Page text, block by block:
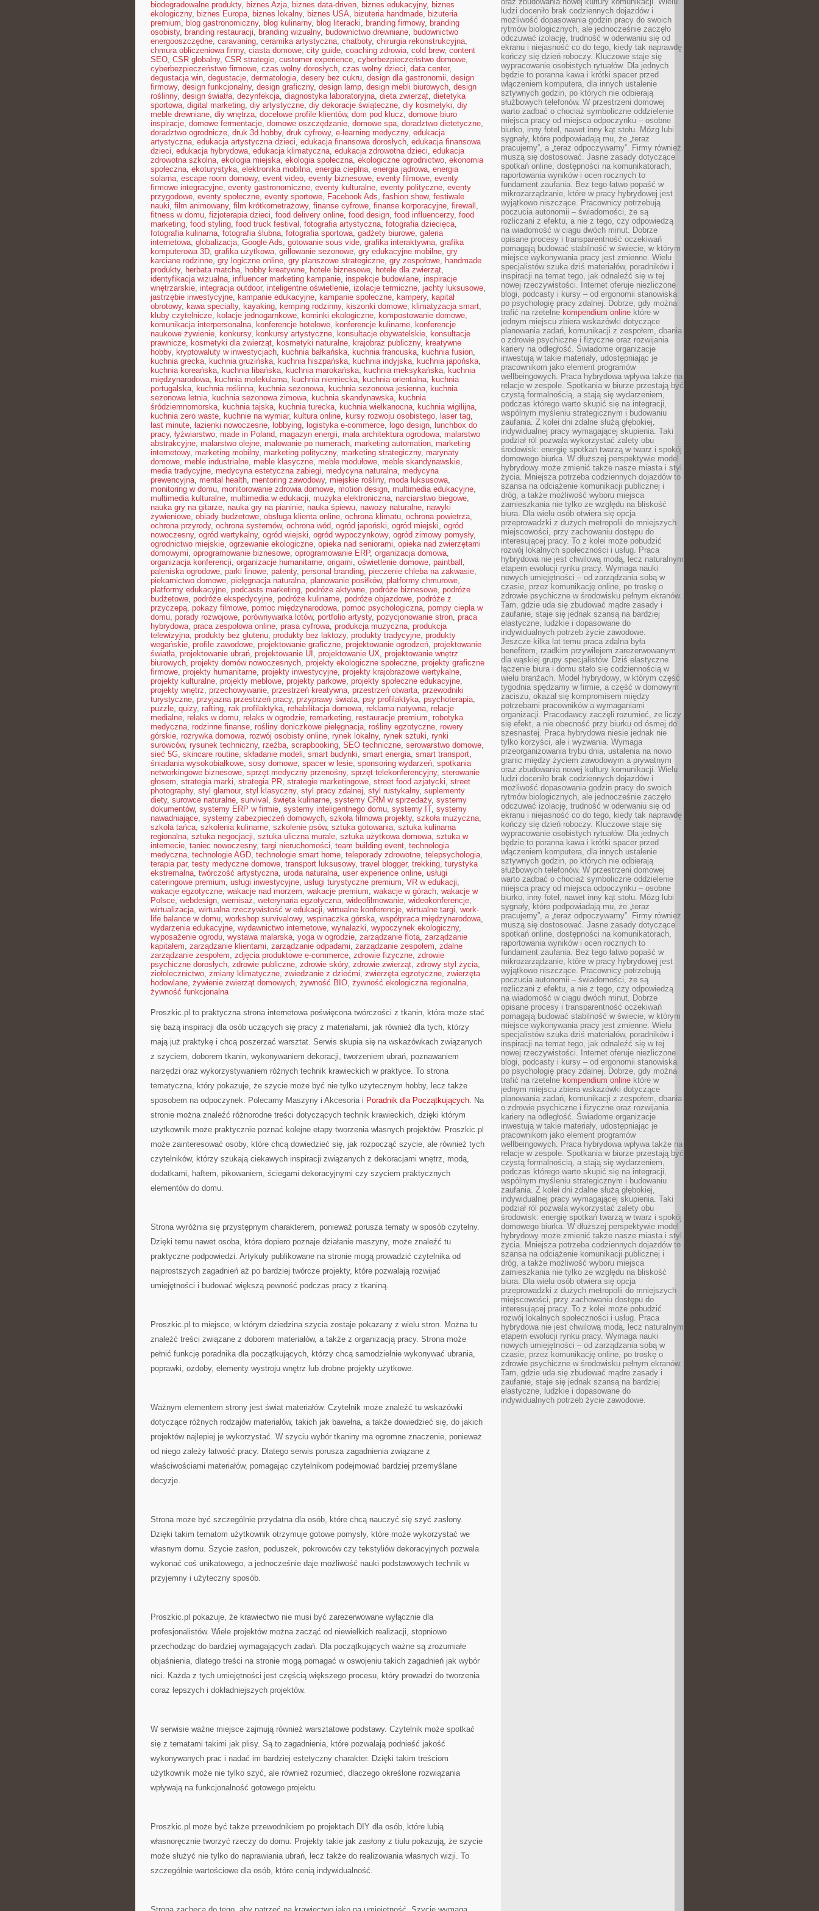
biodegradowalne produkty, biznes Azja, biznes data-driven, biznes edukacyjny, biznes
ekologiczny, biznes Europa, biznes lokalny, biznes USA, bizuteria handmade, biżuteria
premium, blog gastronomiczny, blog kulinarny, blog literacki, branding firmowy, branding
osobisty, branding restauracji, branding wizualny, budownictwo drewniane, budownictwo
energooszczędne, caravaning, ceramika artystyczna, chatboty, chirurgia rekonstrukcyjna,
chmura obliczeniowa firmy, ciasta domowe, city guide, coaching zdrowia, cold brew, content
SEO, CSR globalny, CSR strategie, customer experience, cyberbezpieczeństwo domowe,
cyberbezpieczeństwo firmowe, czas wolny dorosłych, czas wolny dzieci, data center,
degustacja win, degustacje, dermatologia, desery bez cukru, design dla gastronomii, design
firmowy, design funkcjonalny, design graficzny, design lamp, design mebli biurowych, design
roślinny, design światła, dezynfekcja, diagnostyka laboratoryjna, dieta zwierząt, dietetyka
sportowa, digital marketing, diy artystyczne, diy dekoracje świąteczne, diy kosmetyki, diy
meble drewniane, diy wnętrza, docelowe profile klientów, dom pod klucz, domowe biuro
inspiracje, domowe fermentacje, domowe oszczędzanie, domowe spa, doradztwo dietetyczne,
doradztwo ogrodnicze, druk 3d hobby, druk cyfrowy, e-learning medyczny, edukacja
artystyczna, edukacja artystyczna dzieci, edukacja finansowa dorosłych, edukacja finansowa
dzieci, edukacja hybrydowa, edukacja klimatyczna, edukacja zdrowotna dzieci, edukacja
zdrowotna szkolna, ekologia miejska, ekologia społeczna, ekologiczne ogrodnictwo, ekonomia
społeczna, ekoturystyka, elektronika mobilna, energia cieplna, energia jądrowa, energia
solarna, escape room domowy, event video, eventy biznesowe, eventy filmowe, eventy
firmowe integracyjne, eventy gastronomiczne, eventy kulturalne, eventy polityczne, eventy
przygodowe, eventy społeczne, eventy sportowe, Facebook Ads, fashion show, festiwale
nauki, film animowany, film krótkometrażowy, finanse cyfrowe, finanse korporacyjne, firewall ,
fitness w domu, fizjoterapia dzieci, food delivery online, food design, food influencerzy, food
marketing, food styling, food truck festival , fotografia artystyczna, fotografia dziecięca,
fotografia kulinarna, fotografia ślubna, fotografia sportowa, gadżety biurowe, galeria
internetowa, globalizacja, Google Ads, gotowanie sous vide, grafika interaktywna, grafika
komputerowa 3D, grafika użytkowa, grillowanie sezonowe, gry edukacyjne mobilne, gry
karciane rodzinne, gry logiczne online, gry planszowe strategiczne, gry zespołowe, handmade
produkty, herbata matcha, hobby kreatywne, hotele biznesowe, hotele dla zwierząt,
identyfikacja wizualna, influencer marketing kampanie, inspekcje budowlane, inspiracje
wnętrzarskie, integracja outdoor, inteligentne oświetlenie, izolacje termiczne, jachty luksusowe,
jastrzębie inwestycyjne, kampanie edukacyjne, kampanie społeczne, kampery, kapitał
obrotowy, kawa specialty, kayaking, kemping rodzinny, kiszonki domowe, klimatyzacja smart,
kluby czytelnicze, kolacje jednogarnkowe, kominki ekologiczne, kompostowanie domowe,
komunikacja interpersonalna, konferencje hotelowe, konferencje kulinarne, konferencje
naukowe żywienie, konkursy, konkursy artystyczne, konsultacje obywatelskie, konsultacje
prawnicze, kosmetyki dla zwierząt, kosmetyki naturalne, krajobraz publiczny, kreatywne
hobby, kryptowaluty w inwestycjach, kuchnia bałkańska, kuchnia francuska, kuchnia fusion,
kuchnia grecka, kuchnia gruzińska, kuchnia hiszpańska, kuchnia indyjska, kuchnia japońska,
kuchnia koreańska, kuchnia libańska, kuchnia marokańska, kuchnia meksykańska, kuchnia
międzynarodowa, kuchnia molekularna, kuchnia niemiecka, kuchnia orientalna, kuchnia
portugalska, kuchnia roślinna, kuchnia sezonowa, kuchnia sezonowa jesienna, kuchnia
sezonowa letnia, kuchnia sezonowa zimowa, kuchnia skandynawska, kuchnia
śródziemnomorska, kuchnia tajska, kuchnia turecka, kuchnia wielkanocna, kuchnia wigilijna,
kuchnia zero waste, kuchnie na wymiar, kultura online, kursy rozwoju osobistego, laser tag,
last minute, łazienki nowoczesne, lobbying, logistyka e-commerce, logo design, lunchbox do
pracy, łyżwiarstwo, made in Poland, magazyn energii, mała architektura ogrodowa, malarstwo
abstrakcyjne, malarstwo olejne, malowanie po numerach, marketing automation, marketing
internetowy, marketing mobilny, marketing polityczny, marketing strategiczny, marynaty
domowe, meble industrialne, meble klasyczne, meble modułowe, meble skandynawskie,
media tradycyjne, medycyna estetyczna zabiegi, medycyna naturalna, medycyna
prewencyjna, mental health, mentoring zawodowy, miejskie rośliny, moda luksusowa,
monitoring w domu, monitorowanie zdrowia domowe, motion design, multimedia edukacyjne,
multimedia kulturalne, multimedia w edukacji, muzyka elektroniczna, narciarstwo biegowe,
nauka gry na gitarze, nauka gry na pianinie, nauka śpiewu, nawozy naturalne, nawyki
żywieniowe, obiady budżetowe, obsługa klienta online, ochrona klimatu, ochrona powietrza,
ochrona przyrody, ochrona systemów, ochrona wód, ogród japoński, ogród miejski, ogród
nowoczesny, ogród wertykalny, ogród wiejski, ogród wypoczynkowy, ogród zimowy pomysły,
ogrodnictwo miejskie, ogrzewanie ekologiczne, opieka nad seniorami, opieka nad zwierzętami
domowymi, oprogramowanie biznesowe, oprogramowanie ERP, organizacja domowa,
organizacja konferencji, organizacje humanitarne, origami, oświetlenie domowe, paintball ,
paleniska ogrodowe, parki linowe, patenty, personal branding, pieczenie chleba na zakwasie,
piekarnictwo domowe, pielęgnacja naturalna, planowanie posiłków, platformy chmurowe,
platformy edukacyjne, podcasts marketing, podróże aktywne, podróże biznesowe, podróże
budżetowe, podróże ekspedycyjne, podróże kulinarne, podróże objazdowe, podróże z
przyczepą, pokazy filmowe, pomoc międzynarodowa, pomoc psychologiczna, pompy ciepła w
domu, porady rozwojowe, porównywarka lotów, portfolio artysty, pozycjonowanie stron, praca
hybrydowa, praca zespołowa online, prasa cyfrowa, produkcja muzyczna, produkcja
telewizyjna, produkty bez glutenu, produkty bez laktozy, produkty tradycyjne, produkty
wegańskie, profile zawodowe, projektowanie graficzne, projektowanie ogrodzeń, projektowanie
światła, projektowanie ubrań, projektowanie UI , projektowanie UX, projektowanie wnętrz
biurowych, projekty domów nowoczesnych, projekty ekologiczne społeczne, projekty graficzne
firmowe, projekty humanitarne, projekty inwestycyjne, projekty krajobrazowe wertykalne,
projekty kulturalne, projekty meblowe, projekty parkowe, projekty społeczne edukacyjne,
projekty wnętrz, przechowywanie, przestrzeń kreatywna, przestrzeń otwarta, przewodniki
turystyczne, przyjazna przestrzeń pracy, przyprawy świata, psy profilaktyka, psychoterapia,
puzzle, quizy, rafting, rak profilaktyka, rehabilitacja domowa, reklama natywna, relacje
medialne, relaks w domu, relaks w ogrodzie, remarketing, restauracje premium, robotyka
medyczna, rodzinne finanse, rośliny doniczkowe pielęgnacja, rośliny egzotyczne, rowery
górskie, rozrywka domowa, rozwój osobisty online, rynek lokalny, rynek sztuki, rynki
surowców, rysunek techniczny, rzeźba, scrapbooking, SEO techniczne, serowarstwo domowe,
sieć 5G, skincare routine, składanie modeli, smart budynki, smart energia, smart transport,
śniadania wysokobiałkowe, sosy domowe, spacer w lesie, sponsoring wydarzeń, spotkania
networkingowe biznesowe, sprzęt medyczny przenośny, sprzęt telekonferencyjny, sterowanie
głosem, strategia marki, strategia PR, strategie marketingowe, street food azjatycki, street
photography, styl glamour, styl klasyczny, styl pracy zdalnej, styl rustykalny, suplementy
diety, surowce naturalne, survival , święta kulinarne, systemy CRM w sprzedaży, systemy
dokumentów, systemy ERP w firmie, systemy inteligentnego domu, systemy IT, systemy
nawadniające, systemy zabezpieczeń domowych, szkoła filmowa projekty, szkoła muzyczna,
szkoła tańca, szkolenia kulinarne, szkolenie psów, sztuka gotowania, sztuka kulinarna
regionalna, sztuka negocjacji, sztuka uliczna murale, sztuka użytkowa domowa, sztuka w
internecie, taniec nowoczesny, targi nieruchomości, team building event, technologia
medyczna, technologie AGD, technologie smart home, teleporady zdrowotne, telepsychologia,
terapia par, testy medyczne domowe, transport luksusowy, travel blogger, trekking, turystyka
ekstremalna, twórczość artystyczna, uroda naturalna, user experience online, usługi
cateringowe premium, usługi inwestycyjne, usługi turystyczne premium, VR w edukacji,
wakacje egzotyczne, wakacje nad morzem, wakacje premium, wakacje w górach, wakacje w
Polsce, webdesign, wernisaż, weterynaria egzotyczna, wideofilmowanie, wideokonferencje,
wirtualizacja, wirtualna rzeczywistość w edukacji, wirtualne konferencje, wirtualne targi, work-
life balance w domu, workshop survivalowy, wspinaczka górska, współpraca międzynarodowa,
wydarzenia edukacyjne, wydawnictwo internetowe, wynalazki, wypoczynek ekologiczny,
wyposażenie ogrodu, wystawa malarska, yoga w ogrodzie, zarządzanie flotą, zarządzanie
kapitałem, zarządzanie klientami, zarządzanie odpadami, zarządzanie zespołem, zdalne
zarządzanie zespołem, zdjęcia produktowe e-commerce, zdrowie fizyczne, zdrowie
psychiczne dorosłych, zdrowie publiczne, zdrowie skóry, zdrowie zwierząt, zdrowy styl życia,
ziołolecznictwo, zmiany klimatyczne, zwiedzanie z dziećmi, zwierzęta egzotyczne, zwierzęta
hodowlane, żywienie zwierząt domowych, żywność BIO, żywność ekologiczna regionalna,
żywność funkcjonalna
Proszkic.pl to praktyczna strona internetowa poświęcona twórczości z tkanin, która może stać
się bazą inspiracji dla osób uczących się pracy z materiałami, jak również dla tych, którzy
mają już praktykę i chcą poszerzać warsztat. Serwis skupia się na wskazówkach związanych
z szyciem, doborem tkanin, wykonywaniem dekoracji, tworzeniem ubrań, poznawaniem
narzędzi oraz wykorzystywaniem różnych technik krawieckich w praktyce. To strona
tematyczna, który pokazuje, że szycie może być nie tylko użytecznym hobby, lecz także
sposobem na odpoczynek. Polecamy Maszyny i Akcesoria i Poradnik dla Początkujących. Na
stronie można znaleźć różnorodne treści dotyczących technik krawieckich, dzięki którym
użytkownik może praktycznie poznać kolejne etapy tworzenia własnych projektów. Proszkic.pl
może zainteresować osoby, które chcą dowiedzieć się, jak rozpocząć szycie, ale również tych
czytelników, którzy szukają ciekawych inspiracji związanych z dekoracjami wnętrz, modą,
dodatkami, haftem, pikowaniem, ściegami dekoracyjnymi czy szyciem praktycznych
elementów do domu.
Strona wyróżnia się przystępnym charakterem, ponieważ porusza tematy w sposób czytelny.
Dzięki temu nawet osoba, która dopiero poznaje działanie maszyny, może znaleźć tu
praktyczne podpowiedzi. Artykuły publikowane na stronie mogą prowadzić czytelnika od
najprostszych zagadnień aż po bardziej twórcze projekty, które pozwalają rozwijać
umiejętności i budować większą pewność podczas pracy z tkaniną.
Proszkic.pl to miejsce, w którym dziedzina szycia zostaje pokazany z wielu stron. Można tu
znaleźć treści związane z doborem materiałów, a także z organizacją pracy. Strona może
pełnić funkcję poradnika dla początkujących, którzy chcą samodzielnie wykonywać ubrania,
poprawki, ozdoby, elementy wystroju wnętrz lub drobne projekty użytkowe.
Ważnym elementem strony jest świat materiałów. Czytelnik może znaleźć tu wskazówki
dotyczące różnych rodzajów materiałów, takich jak bawełna, a także dowiedzieć się, do jakich
projektów najlepiej je wykorzystać. W szyciu wybór tkaniny ma ogromne znaczenie, ponieważ
od niego zależy łatwość pracy. Dlatego serwis porusza zagadnienia związane z
właściwościami materiałów, pomagając czytelnikom podejmować bardziej przemyślane
decyzje.
Strona może być szczególnie przydatna dla osób, które chcą nauczyć się szyć zasłony.
Dzięki takim tematom użytkownik otrzymuje gotowe pomysły, które może wykorzystać we
własnym domu. Szycie zasłon, poduszek, pokrowców czy tekstyliów dekoracyjnych pozwala
wykonać coś unikatowego, a jednocześnie daje możliwość nauki podstawowych technik w
przyjemny i użyteczny sposób.
Proszkic.pl pokazuje, że krawiectwo nie musi być zarezerwowane wyłącznie dla
profesjonalistów. Wiele projektów można zacząć od niewielkich realizacji, stopniowo
przechodząc do bardziej wymagających zadań. Dla początkujących ważne są zrozumiałe
objaśnienia, dlatego treści na stronie mogą pomagać w oswojeniu takich zagadnień jak wybór
nici. Każda z tych umiejętności jest częścią większego procesu, który prowadzi do tworzenia
coraz lepszych i dokładniejszych projektów.
W serwisie ważne miejsce zajmują również warsztatowe podstawy. Czytelnik może spotkać
się z tematami takimi jak plisy. Są to zagadnienia, które pozwalają podnieść jakość
wykonywanych prac i nadać im bardziej estetyczny charakter. Dzięki takim treściom
użytkownik może nie tylko szyć, ale również rozumieć, dlaczego określone rozwiązania
wpływają na funkcjonalność gotowego projektu.
Proszkic.pl może być także przewodnikiem po projektach DIY dla osób, które lubią
własnoręcznie tworzyć rzeczy do domu. Projekty takie jak zasłony z tiulu pokazują, że szycie
może służyć nie tylko do naprawiania ubrań, lecz także do realizowania własnych wizji. To
szczególnie wartościowe dla osób, które cenią indywidualność.
ludzi doceniło brak codziennych dojazdów i
możliwość dopasowania godzin pracy do swoich
rytmów biologicznych, ale jednocześnie zaczęło
odczuwać izolację, trudność w oderwaniu się od
ekranu i niejasność co do tego, kiedy tak naprawdę
kończy się dzień roboczy. Kluczowe staje się
wypracowanie osobistych rytuałów. Dla jednych
będzie to poranna kawa i krótki spacer przed
włączeniem komputera, dla innych ustalenie
sztywnych godzin, po których nie odbierają
służbowych telefonów. W przestrzeni domowej
warto zadbać o chociaż symboliczne oddzielenie
miejsca pracy od miejsca odpoczynku – osobne
biurko, inny fotel, nawet inny kąt stołu. Mózg lubi
sygnały, które podpowiadają mu, że „teraz
pracujemy”, a „teraz odpoczywamy”. Firmy również
muszą się dostosować. Jasne zasady dotyczące
spotkań online, dostępności na komunikatorach,
raportowania wyników i ocen rocznych to
fundament zaufania. Bez tego łatwo popaść w
mikrozarządzanie, które w pracy hybrydowej jest
wyjątkowo niszczące. Pracownicy potrzebują
poczucia autonomii – świadomości, że są
rozliczani z efektu, a nie z tego, czy odpowiedzą
na wiadomość w ciągu dwóch minut. Dobrze
opisane procesy i transparentność oczekiwań
pomagają budować stabilność w świecie, w którym
miejsce wykonywania pracy jest zmienne. Wielu
specjalistów szuka dziś materiałów, poradników i
inspiracji na temat tego, jak odnaleźć się w tej
nowej rzeczywistości. Internet oferuje niezliczone
blogi, podcasty i kursy – od ergonomii stanowiska
po psychologię pracy zdalnej. Dobrze, gdy można
trafić na rzetelne kompendium online które w
jednym miejscu zbiera wskazówki dotyczące
planowania zadań, komunikacji z zespołem, dbania
o zdrowie psychiczne i fizyczne oraz rozwijania
kariery na odległość. Świadome organizacje
inwestują w takie materiały, udostępniając je
pracownikom jako element programów
wellbeingowych. Praca hybrydowa wpływa także na
relacje w zespole. Spotkania w biurze przestają być
czystą formalnością, a stają się wydarzeniem,
podczas którego warto skupić się na integracji,
wspólnym myśleniu strategicznym i budowaniu
zaufania. Z kolei dni zdalne służą głębokiej,
indywidualnej pracy wymagającej skupienia. Taki
podział ról pozwala wykorzystać zalety obu
środowisk: energię spotkań twarzą w twarz i spokój
domowego biurka. W dłuższej perspektywie model
hybrydowy może zmienić także nasze miasta i styl
życia. Mniejsza potrzeba codziennych dojazdów to
szansa na odciążenie komunikacji publicznej i
dróg, a także możliwość wyboru miejsca
zamieszkania nie tylko ze względu na bliskość
biura. Dla wielu osób otwiera się opcja
przeprowadzki z dużych metropolii do mniejszych
miejscowości, przy zachowaniu dostępu do
interesującej pracy. To z kolei może pobudzić
rozwój lokalnych społeczności i usług. Praca
hybrydowa nie jest chwilową modą, lecz naturalnym
etapem ewolucji rynku pracy. Wymaga nauki
nowych umiejętności – od zarządzania sobą w
czasie, przez komunikację online, po troskę o
zdrowie psychiczne w środowisku pełnym ekranów.
Tam, gdzie uda się zbudować mądre zasady i
zaufanie, staje się jednak szansą na bardziej
elastyczne, ludzkie i dopasowane do
indywidualnych potrzeb życie zawodowe.
Jeszcze kilka lat temu praca zdalna była
benefitem, rzadkim przywilejem zarezerwowanym
dla wąskiej grupy specjalistów. Dziś elastyczne
łączenie biura i domu stało się codziennością w
wielu branżach. Model hybrydowy, w którym część
tygodnia spędzamy w firmie, a część w domowym
zaciszu, okazał się kompromisem między
potrzebami pracowników a wymaganiami
organizacji. Pracodawcy zaczęli rozumieć, że liczy
się efekt, a nie obecność przy biurku od ósmej do
szesnastej. Praca hybrydowa niesie jednak nie
tylko korzyści, ale i wyzwania. Wymaga
przeorganizowania trybu dnia, ustalenia na nowo
granic między życiem zawodowym a prywatnym
oraz zbudowania nowej kultury komunikacji. Wielu
ludzi doceniło brak codziennych dojazdów i
możliwość dopasowania godzin pracy do swoich
rytmów biologicznych, ale jednocześnie zaczęło
odczuwać izolację, trudność w oderwaniu się od
ekranu i niejasność co do tego, kiedy tak naprawdę
kończy się dzień roboczy. Kluczowe staje się
wypracowanie osobistych rytuałów. Dla jednych
będzie to poranna kawa i krótki spacer przed
włączeniem komputera, dla innych ustalenie
sztywnych godzin, po których nie odbierają
służbowych telefonów. W przestrzeni domowej
warto zadbać o chociaż symboliczne oddzielenie
miejsca pracy od miejsca odpoczynku – osobne
biurko, inny fotel, nawet inny kąt stołu. Mózg lubi
sygnały, które podpowiadają mu, że „teraz
pracujemy”, a „teraz odpoczywamy”. Firmy również
muszą się dostosować. Jasne zasady dotyczące
spotkań online, dostępności na komunikatorach,
raportowania wyników i ocen rocznych to
fundament zaufania. Bez tego łatwo popaść w
mikrozarządzanie, które w pracy hybrydowej jest
wyjątkowo niszczące. Pracownicy potrzebują
poczucia autonomii – świadomości, że są
rozliczani z efektu, a nie z tego, czy odpowiedzą
na wiadomość w ciągu dwóch minut. Dobrze
opisane procesy i transparentność oczekiwań
pomagają budować stabilność w świecie, w którym
miejsce wykonywania pracy jest zmienne. Wielu
specjalistów szuka dziś materiałów, poradników i
inspiracji na temat tego, jak odnaleźć się w tej
nowej rzeczywistości. Internet oferuje niezliczone
blogi, podcasty i kursy – od ergonomii stanowiska
po psychologię pracy zdalnej. Dobrze, gdy można
trafić na rzetelne kompendium online które w
jednym miejscu zbiera wskazówki dotyczące
planowania zadań, komunikacji z zespołem, dbania
o zdrowie psychiczne i fizyczne oraz rozwijania
kariery na odległość. Świadome organizacje
inwestują w takie materiały, udostępniając je
pracownikom jako element programów
wellbeingowych. Praca hybrydowa wpływa także na
relacje w zespole. Spotkania w biurze przestają być
czystą formalnością, a stają się wydarzeniem,
podczas którego warto skupić się na integracji,
wspólnym myśleniu strategicznym i budowaniu
zaufania. Z kolei dni zdalne służą głębokiej,
indywidualnej pracy wymagającej skupienia. Taki
podział ról pozwala wykorzystać zalety obu
środowisk: energię spotkań twarzą w twarz i spokój
domowego biurka. W dłuższej perspektywie model
hybrydowy może zmienić także nasze miasta i styl
życia. Mniejsza potrzeba codziennych dojazdów to
szansa na odciążenie komunikacji publicznej i
dróg, a także możliwość wyboru miejsca
zamieszkania nie tylko ze względu na bliskość
biura. Dla wielu osób otwiera się opcja
przeprowadzki z dużych metropolii do mniejszych
miejscowości, przy zachowaniu dostępu do
interesującej pracy. To z kolei może pobudzić
rozwój lokalnych społeczności i usług. Praca
hybrydowa nie jest chwilową modą, lecz naturalnym
etapem ewolucji rynku pracy. Wymaga nauki
nowych umiejętności – od zarządzania sobą w
czasie, przez komunikację online, po troskę o
zdrowie psychiczne w środowisku pełnym ekranów.
Tam, gdzie uda się zbudować mądre zasady i
zaufanie, staje się jednak szansą na bardziej
elastyczne, ludzkie i dopasowane do
indywidualnych potrzeb życie zawodowe.